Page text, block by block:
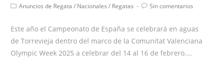
Anuncios de Regata / Nacionales / Regatas Sin comentarios
Este año el Campeonato de España se celebrará en aguas
de Torrevieja dentro del marco de la Comunitat Valenciana
Olympic Week 2025 a celebrar del 14 al 16 de febrero.…